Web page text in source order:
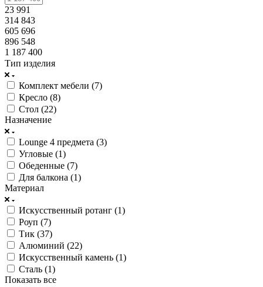
23 991
314 843
605 696
896 548
1 187 400
Тип изделия
Комплект мебели (7)
Кресло (8)
Стол (22)
Назначение
Lounge 4 предмета (3)
Угловые (1)
Обеденные (7)
Для балкона (1)
Материал
Искусственный ротанг (1)
Роуп (7)
Тик (37)
Алюминий (22)
Искусственный камень (1)
Сталь (1)
Показать все